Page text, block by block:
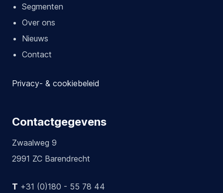
Segmenten
Over ons
Nieuws
Contact
Privacy- & cookiebeleid
Contactgegevens
Zwaalweg 9
2991 ZC Barendrecht
T +31 (0)180 - 55 78 44